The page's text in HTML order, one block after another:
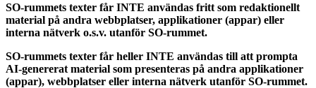
SO-rummets texter får INTE användas fritt som redaktionellt
material på andra webbplatser, applikationer (appar) eller
interna nätverk o.s.v. utanför SO-rummet.
SO-rummets texter får heller INTE användas till att prompta
AI-genererat material som presenteras på andra applikationer
(appar), webbplatser eller interna nätverk utanför SO-rummet.